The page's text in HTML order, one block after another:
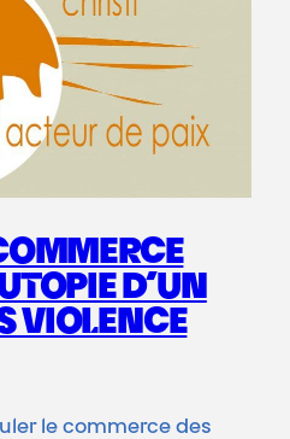
D’UN
VIOLENCE
le commerce des